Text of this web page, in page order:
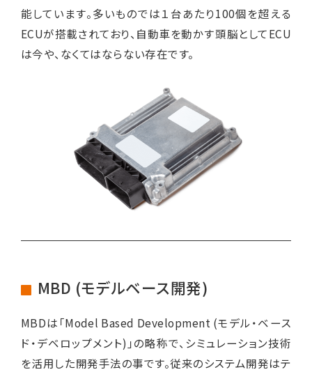
能しています。多いものでは１台あたり100個を超える
ECUが搭載されており、自動車を動かす頭脳としてECU
は今や、なくてはならない存在です。
MBD (モデルベース開発)
MBDは「Model Based Development (モデル・ベース
ド・デベロップメント)」の略称で、シミュレーション技術
を活用した開発手法の事です。従来のシステム開発はテ